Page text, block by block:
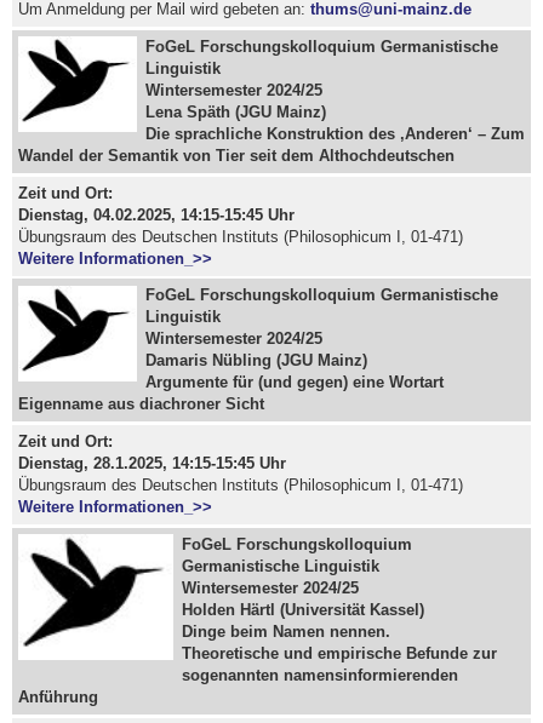
Um Anmeldung per Mail wird gebeten an:thums@uni-mainz.de
FoGeL Forschungskolloquium Germanistische
Linguistik
Wintersemester 2024/25
Lena Späth (JGU Mainz)
Die sprachliche Konstruktion des ‚Anderen‘ – Zum
Wandel der Semantik von Tier seit dem Althochdeutschen
Zeit und Ort:
Dienstag, 04.02.2025, 14:15-15:45 Uhr
Übungsraum des Deutschen Instituts (Philosophicum I, 01-471)
Weitere Informationen_>>
FoGeL Forschungskolloquium Germanistische
Linguistik
Wintersemester 2024/25
Damaris Nübling (JGU Mainz)
Argumente für (und gegen) eine Wortart
Eigenname aus diachroner Sicht
Zeit und Ort:
Dienstag, 28.1.2025, 14:15-15:45 Uhr
Übungsraum des Deutschen Instituts (Philosophicum I, 01-471)
Weitere Informationen_>>
FoGeL Forschungskolloquium
Germanistische Linguistik
Wintersemester 2024/25
Holden Härtl (Universität Kassel)
Dinge beim Namen nennen.
Theoretische und empirische Befunde zur
sogenannten namensinformierenden
Anführung